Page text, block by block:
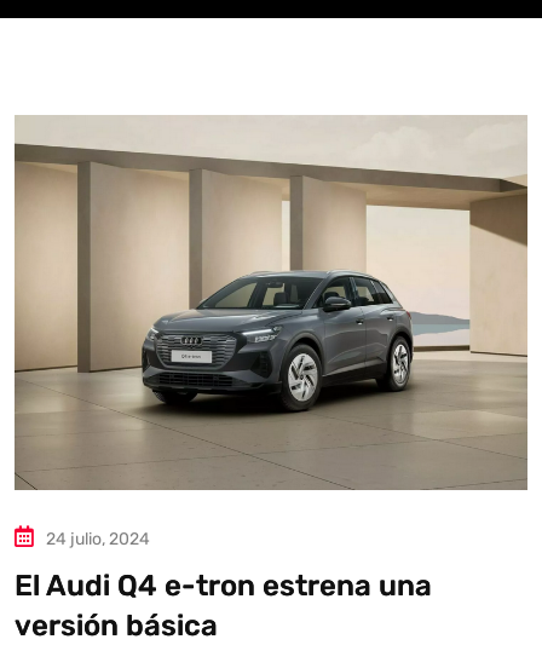
24 julio, 2024
El Audi Q4 e-tron estrena una
versión básica
Estoy aquí para encontrar lo que necesitas. ¿Qué estás
buscando? "Este asistente con IA (OpenAI) ofrece
información referencial que puede contener errores.
Asistente con IA en desarrollo. Autoanalítica optimiza
diariamente su exactitud."